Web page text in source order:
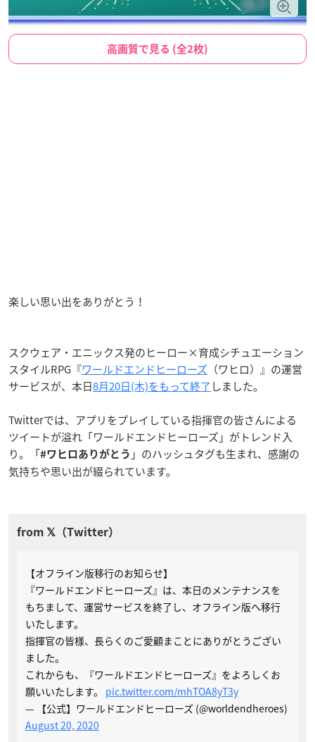
高画質で見る (全2枚)
楽しい思い出をありがとう！
スクウェア・エニックス発のヒーロー×育成シチュエーション
スタイルRPG『ワールドエンドヒーローズ （ワヒロ）』の運営
サービスが、本日8月20日(木)をもって終了 しました。
Twitterでは、アプリをプレイしている指揮官の皆さんによる
ツイートが溢れ「ワールドエンドヒーローズ」がトレンド入
り。「#ワヒロありがとう 」のハッシュタグも生まれ、感謝の
気持ちや思い出が綴られています。
【オフライン版移行のお知らせ】
『ワールドエンドヒーローズ』は、本日のメンテナンスを
もちまして、運営サービスを終了し、オフライン版へ移行
いたします。
指揮官の皆様、長らくのご愛顧まことにありがとうござい
ました。
これからも、『ワールドエンドヒーローズ』をよろしくお
願いいたします。 pic.twitter.com/mhTOA8yT3y
— 【公式】ワールドエンドヒーローズ (@worldendheroes)
August 20, 2020